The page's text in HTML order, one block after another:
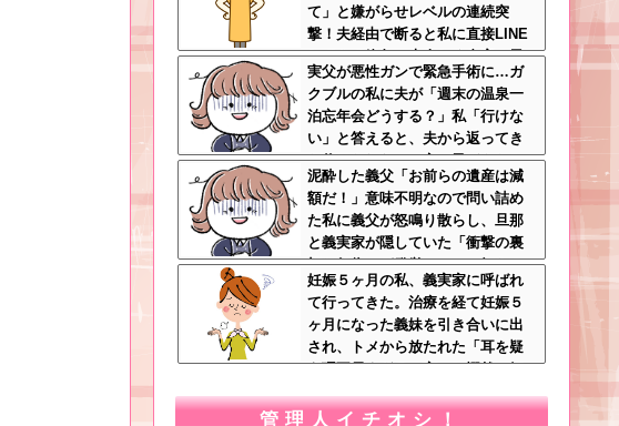
て」と嫌がらせレベルの連続突
撃！夫経由で断ると私に直接LINE
してきて絶句←大人しく自宅の風
呂に入れよ
実父が悪性ガンで緊急手術に…ガ
クブルの私に夫が「週末の温泉一
泊忘年会どうする？」私「行けな
い」と答えると、夫から返ってき
た信じられない一言←子どもたち
の方が何倍も常識的で泣ける
泥酔した義父「お前らの遺産は減
額だ！」意味不明なので問い詰め
た私に義父が怒鳴り散らし、旦那
と義実家が隠していた「衝撃の裏
切り行為」が発覚ｗｗｗ←知らん
間に200万払われてて草
妊娠５ヶ月の私、義実家に呼ばれ
て行ってきた。治療を経て妊娠５
ヶ月になった義妹を引き合いに出
され、トメから放たれた「耳を疑
う理不尽すぎる一言」に愕然←妊
管理人イチオシ！